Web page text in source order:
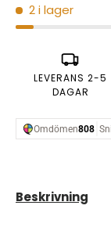
2 i lager
LEVERANS 2-5
DAGAR
Beskrivning